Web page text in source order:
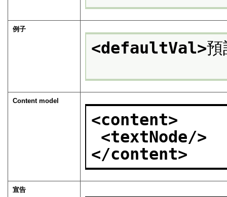
例子
<defaultVal>預
Content model
<content>
<textNode/>
</content>
宣告